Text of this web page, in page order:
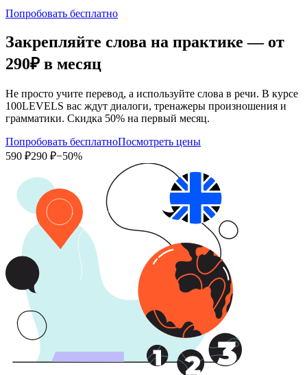
Попробовать бесплатно
Закрепляйте слова на практике — от
290₽ в месяц
Не просто учите перевод, а используйте слова в речи. В курсе
100LEVELS вас ждут диалоги, тренажеры произношения и
грамматики. Скидка 50% на первый месяц.
Попробовать бесплатноПосмотреть цены
590 ₽290 ₽−50%